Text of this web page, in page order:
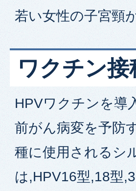
若い女性の子宮頸
ワクチン
HPVワクチンを導
前がん病変を予防
種に使用されるシ
は,HPV16型,18型